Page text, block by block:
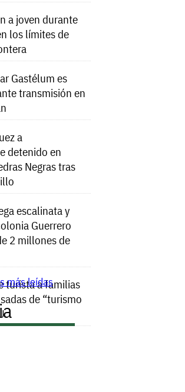
a joven durante
los límites de
Gastélum es
transmisión en
a
detenido en
Negras tras
escalinata y
Guerrero
2 millones de
turista a familias
de “turismo
más leídas